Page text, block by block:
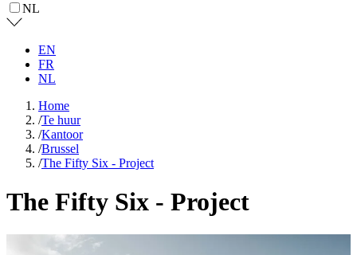
NL
EN
FR
NL
Home
/Te huur
/Kantoor
/Brussel
/The Fifty Six - Project
The Fifty Six - Project